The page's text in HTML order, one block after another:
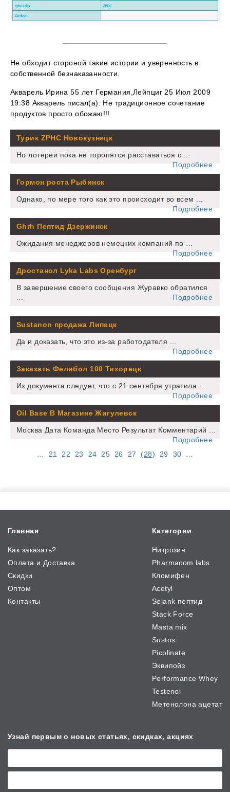
Не обходит стороной такие истории и уверенность в
собственной безнаказанности.
Акварель Ирина 55 лет Германия,Лейпциг 25 Июл 2009
19:38 Акварель писал(а): Не традиционное сочетание
продуктов просто обожаю!!!
Турик ZPHC Новокузнецк
Но лотереи пока не торопятся расставаться с ...
Подробнее
Гормон роста Рыбинск
Однако, по мере того как это происходит во всем ...
Подробнее
Ghrh Пептид Дзержинск
Ожидания менеджеров немецких компаний по ...
Подробнее
Дростанол Lyka Labs Оренбург
В завершение своего сообщения Журавко обратился
...
Подробнее
Sustanon продажа Липецк
Да и доказать, что это из-за работодателя ...
Подробнее
Заказать Фелибол 100 Тихорецк
Из документа следует, что с 21 сентября утратила ...
Подробнее
Oil Base В Магазине Жигулевск
Москва Дата Команда Место Результат Комментарий ...
Подробнее
...
21 22 23 24 25 26 27 (28) 29 30 ...
Главная
Как заказать?
Оплата и Доставка
Скидки
Оптом
Контакты
Категории
Нитрозин
Pharmacom labs
Кломифен
Acetyl
Selank пептид
Stack Force
Masta mix
Sustos
Picolinate
Эквипойз
Performance Whey
Testenol
Метенолона ацетат
Узнай первым о новых статьях, скидках, акциях